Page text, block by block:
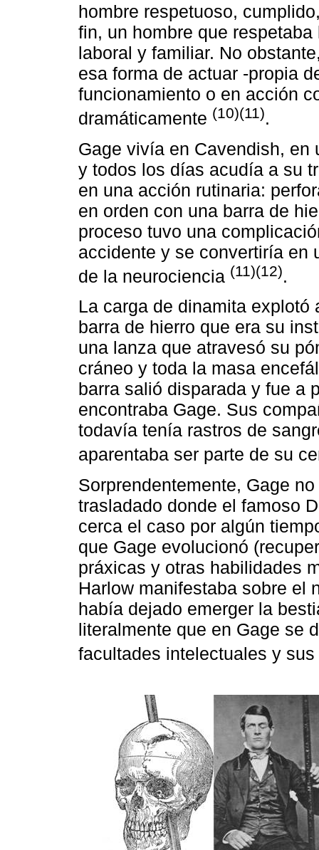
hombre respetuoso,
fin, un hombre que
laboral y familiar. No
esa forma de actuar -propia
funcionamiento o en acción
dramáticamente (10)(11).
Gage vivía en Cavendish, en
y todos los días acudía a su
en una acción rutinaria:
en orden con una barra de
proceso tuvo una
accidente y se convertiría en
de la neurociencia (11)(12).
La carga de dinamita
barra de hierro que era su
una lanza que atravesó su
cráneo y toda la masa
barra salió disparada y fue a
encontraba Gage. Sus
todavía tenía rastros de
aparentaba ser parte de su
Sorprendentemente, Gage
trasladado donde el famoso
cerca el caso por algún
que Gage evolucionó
práxicas y otras habilidades
Harlow manifestaba sobre el
había dejado emerger la
literalmente que en Gage se
facultades intelectuales y